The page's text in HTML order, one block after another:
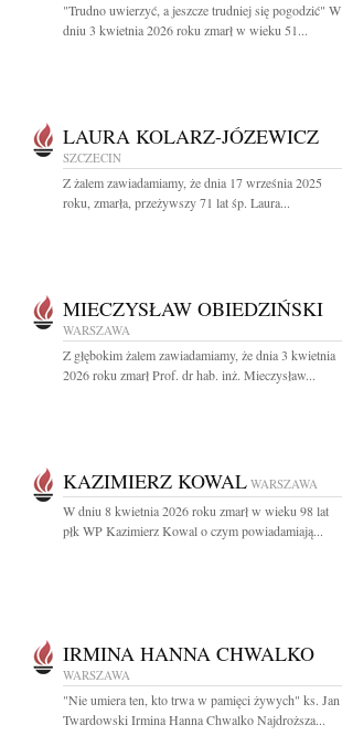
"Trudno uwierzyć, a jeszcze trudniej się pogodzić" W
dniu 3 kwietnia 2026 roku zmarł w wieku 51...
LAURA KOLARZ-JÓZEWICZ
SZCZECIN
Z żalem zawiadamiamy, że dnia 17 września 2025
roku, zmarła, przeżywszy 71 lat śp. Laura...
MIECZYSŁAW OBIEDZIŃSKI
WARSZAWA
Z głębokim żalem zawiadamiamy, że dnia 3 kwietnia
2026 roku zmarł Prof. dr hab. inż. Mieczysław...
KAZIMIERZ KOWAL WARSZAWA
W dniu 8 kwietnia 2026 roku zmarł w wieku 98 lat
płk WP Kazimierz Kowal o czym powiadamiają...
IRMINA HANNA CHWALKO
WARSZAWA
"Nie umiera ten, kto trwa w pamięci żywych" ks. Jan
Twardowski Irmina Hanna Chwalko Najdroższa...